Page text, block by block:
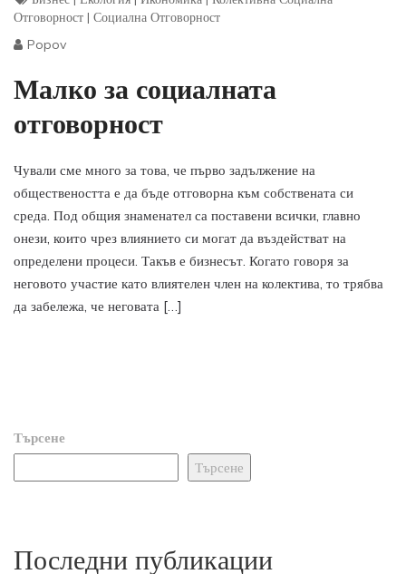
Отговорност | Социална Отговорност
Popov
Малко за социалната
отговорност
Чували сме много за това, че първо задължение на
обществеността е да бъде отговорна към собствената си
среда. Под общия знаменател са поставени всички, главно
онези, които чрез влиянието си могат да въздействат на
определени процеси. Такъв е бизнесът. Когато говоря за
неговото участие като влиятелен член на колектива, то трябва
да забележа, че неговата […]
Търсене
Търсене
Последни публикации